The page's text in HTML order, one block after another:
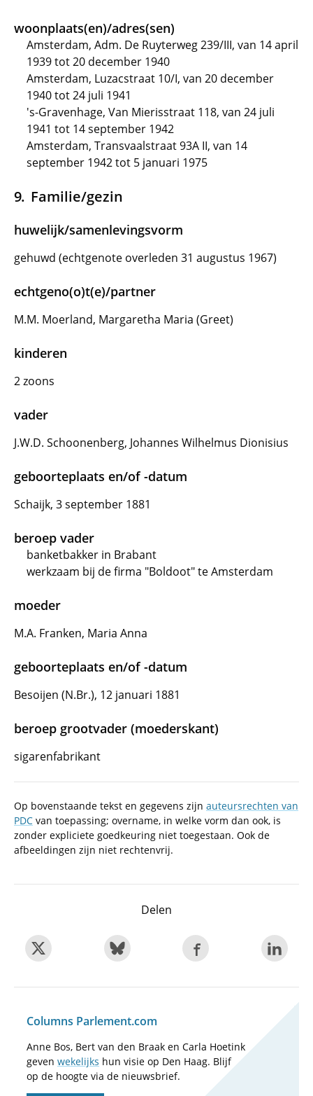
woonplaats(en)/adres(sen)
Amsterdam, Adm. De Ruyterweg 239/III, van 14 april
1939 tot 20 december 1940
Amsterdam, Luzacstraat 10/I, van 20 december
1940 tot 24 juli 1941
's-Gravenhage, Van Mierisstraat 118, van 24 juli
1941 tot 14 september 1942
Amsterdam, Transvaalstraat 93A II, van 14
september 1942 tot 5 januari 1975
Familie/gezin
huwelijk/samenlevingsvorm
gehuwd (echtgenote overleden 31 augustus 1967)
echtgeno(o)t(e)/partner
M.M. Moerland, Margaretha Maria (Greet)
kinderen
2 zoons
vader
J.W.D. Schoonenberg, Johannes Wilhelmus Dionisius
geboorteplaats en/of -datum
Schaijk, 3 september 1881
beroep vader
banketbakker in Brabant
werkzaam bij de firma "Boldoot" te Amsterdam
moeder
M.A. Franken, Maria Anna
geboorteplaats en/of -datum
Besoijen (N.Br.), 12 januari 1881
beroep grootvader (moederskant)
sigarenfabrikant
Op bovenstaande tekst en gegevens zijn auteursrechten van
PDC van toepassing; overname, in welke vorm dan ook, is
zonder expliciete goedkeuring niet toegestaan. Ook de
afbeeldingen zijn niet rechtenvrij.
Delen
Columns Parlement.com
Anne Bos, Bert van den Braak en Carla Hoetink
geven wekelijks hun visie op Den Haag. Blijf
op de hoogte via de nieuwsbrief.